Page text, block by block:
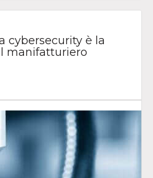
cybersecurity è la
manifatturiero